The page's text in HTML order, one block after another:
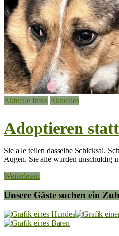
Aktuelle Infos Aktuelles
Adoptieren
Sie alle teilen dasselbe Schicksal.
Augen. Sie alle wurden unschuldig
Weiterlesen
Unsere Gäste suchen ein